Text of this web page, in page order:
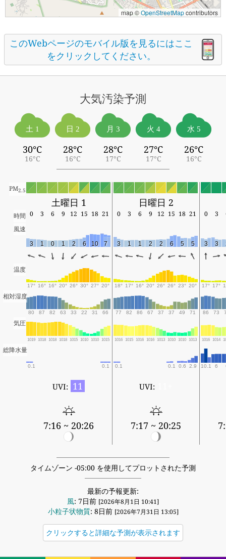
map ©OpenStreetMapcontributors
このWebページのモバイル版を見るにはここ
をクリックしてください。
大気汚染予測
土 1
30°C
16°C
日 2
28°C
16°C
月 3
28°C
17°C
火 4
27°C
17°C
水 5
26°C
16°C
PM2.5
土曜日 1 日曜日 2
時間 0 3 6 9 12 15 18 21 0 3 6 9 12 15 18 21 0 3
風速
3 1 0 1 2 6 10 7 3 1 1 2 2 6 5 5 3 3
温度
17° 16° 16° 20° 26° 30° 27° 20° 18° 17° 16° 20° 26° 26° 23° 20° 17° 17°
相対湿度
80 87 82 63 33 22 31 66 77 82 86 67 37 37 49 71 86 73
気圧
1019 1018 1018 1018 1015 1010 1010 1015 1016 1015 1016 1016 1013 1010 1010 1013 1016 1014
総降水量
0.1 0.1 0.1 0.1 0.6 2.9 10.1 6
UVI: 11
7:16 ~ 20:26
UVI:
7:17 ~ 20:25
タイムゾーン -05:00 を使用してプロットされた予測
最新の予報更新:
風: 7日前 [2026年8月1日 10:41]
小粒子状物質: 8日前 [2026年7月31日 13:05]
クリックすると詳細な予測が表示されます